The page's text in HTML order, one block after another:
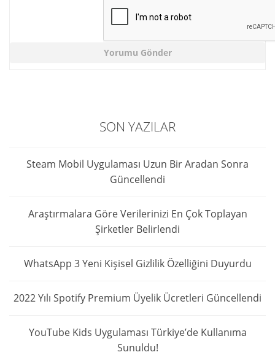
SON YAZILAR
Steam Mobil Uygulaması Uzun Bir Aradan Sonra
Güncellendi
Araştırmalara Göre Verilerinizi En Çok Toplayan
Şirketler Belirlendi
WhatsApp 3 Yeni Kişisel Gizlilik Özelliğini Duyurdu
2022 Yılı Spotify Premium Üyelik Ücretleri Güncellendi
YouTube Kids Uygulaması Türkiye’de Kullanıma
Sunuldu!